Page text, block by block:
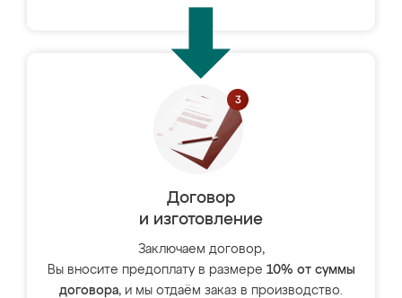
Договор
и изготовление
Заключаем договор,
Вы вносите предоплату в размере 10% от суммы
договора, и мы отдаём заказ в производство.